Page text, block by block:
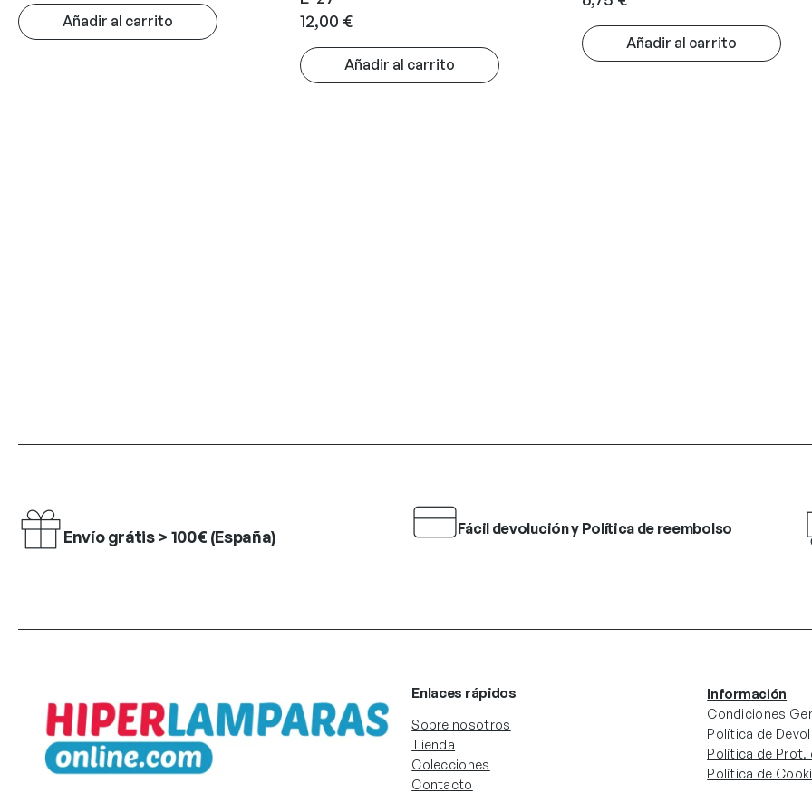
Añadir al carrito 12,00 €
Añadir al carrito
Añadir al carrito
Envío grátis > 100€ (España) Fácil devolución y Política de reembolso
Enlaces rápidos
Sobre nosotros
Tienda
Colecciones
Contacto
Información
Condiciones
Política de
Política de Prot.
Política de